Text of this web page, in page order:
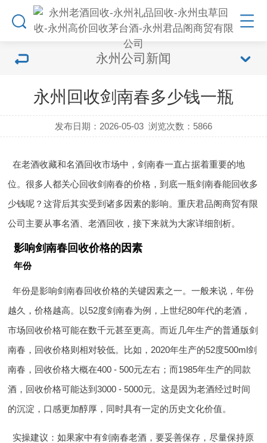
永州公司新闻
永州回收剑南春多少钱一瓶
发布日期：2026-05-03 浏览次数： 5866
在老酒收藏和名酒回收市场中，剑南春一直占据着重要的地
位。很多人都关心回收剑南春的价格，到底一瓶剑南春能回收多
少钱呢？这背后其实受到诸多因素的影响。重庆君品阁商贸有限
公司主要从事名酒、老酒回收，接下来就为大家详细剖析。
影响剑南春回收价格的因素
年份
年份是影响剑南春回收价格的关键因素之一。一般来说，年份
越久，价格越高。以52度剑南春为例，上世纪80年代的老酒，
市场回收价格可能在数千元甚至更高。而近几年生产的普通版剑
南春，回收价格则相对较低。比如，2020年生产的52度500ml剑
南春，回收价格大概在400 - 500元左右；而1985年生产的同款
酒，回收价格可能达到3000 - 5000元。这是因为老酒经过时间
的沉淀，口感更加醇厚，同时具有一定的历史文化价值。
实操建议：如果家中有剑南春老酒，要妥善保存，尽量保持原